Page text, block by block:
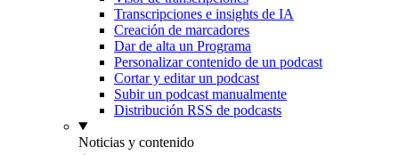
Transcripciones e insights de IA
Creación de marcadores
Dar de alta un Programa
Personalizar contenido de un podcast
Cortar y editar un podcast
Subir un podcast manualmente
Distribución RSS de podcasts
Noticias y contenido